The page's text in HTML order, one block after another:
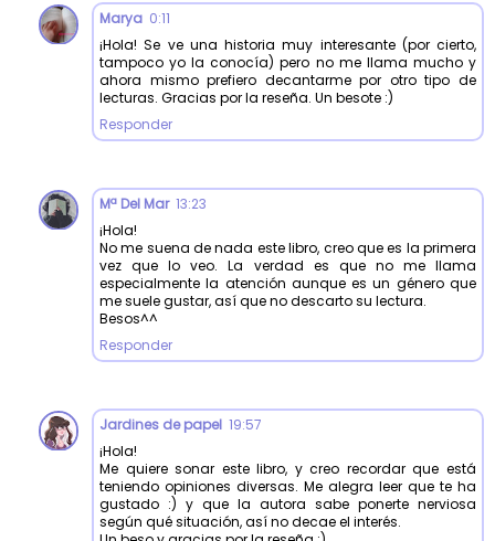
Marya 0:11
¡Hola! Se ve una historia muy interesante (por cierto,
tampoco yo la conocía) pero no me llama mucho y
ahora mismo prefiero decantarme por otro tipo de
lecturas. Gracias por la reseña. Un besote :)
Responder
Mª Del Mar 13:23
¡Hola!
No me suena de nada este libro, creo que es la primera
vez que lo veo. La verdad es que no me llama
especialmente la atención aunque es un género que
me suele gustar, así que no descarto su lectura.
Besos^^
Responder
Jardines de papel 19:57
¡Hola!
Me quiere sonar este libro, y creo recordar que está
teniendo opiniones diversas. Me alegra leer que te ha
gustado :) y que la autora sabe ponerte nerviosa
según qué situación, así no decae el interés.